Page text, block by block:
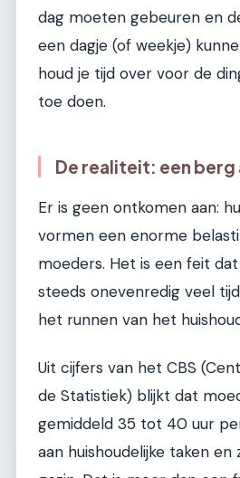
dag moeten gebeuren en
een dagje (of weekje)
houd je tijd over voor de
toe doen.
De realiteit: een berg
Er is geen ontkomen aan:
vormen een enorme
moeders. Het is een feit
steeds onevenredig veel
het runnen van het
Uit cijfers van het CBS
de Statistiek) blijkt dat
gemiddeld 35 tot 40 uur
aan huishoudelijke taken